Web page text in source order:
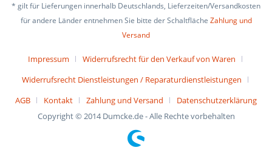
* gilt für Lieferungen innerhalb Deutschlands, Lieferzeiten/Versandkosten
für andere Länder entnehmen Sie bitte der Schaltfläche Zahlung und
Versand
Impressum
Widerrufsrecht für den Verkauf von Waren
Widerrufsrecht Dienstleistungen / Reparaturdienstleistungen
AGB
Kontakt Zahlung und Versand
Datenschutzerklärung
Copyright © 2014 Dumcke.de - Alle Rechte vorbehalten